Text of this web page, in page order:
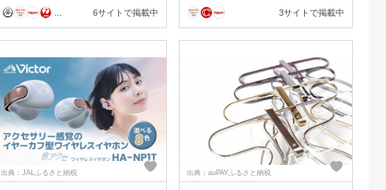
6サイトで掲載中 3サイトで掲載中
出典：JALふるさと納税 出典：auPAYふるさと納税